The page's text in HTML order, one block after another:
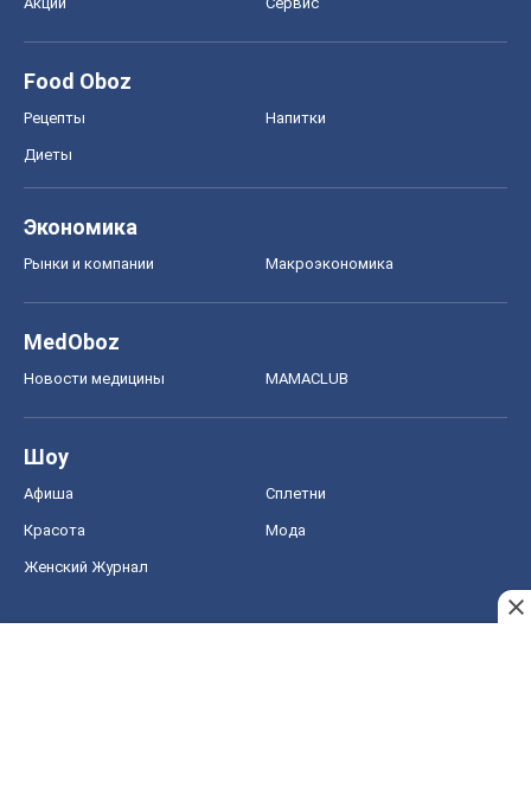
Food Oboz
Рецепты Напитки
Диеты
Экономика
Рынки и компании Mакроэкономика
MedOboz
Новости медицины MAMACLUB
Шоу
Афиша Сплетни
Красота Мода
Женский Журнал